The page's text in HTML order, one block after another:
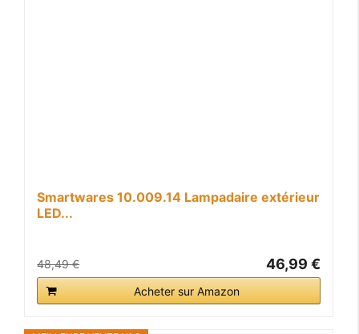
Smartwares 10.009.14 Lampadaire extérieur
LED...
48,49 € 46,99 €
Acheter sur Amazon